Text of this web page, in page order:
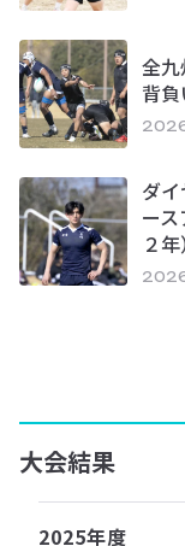
全
背
ダ
ー
２
大会結果
2025年度